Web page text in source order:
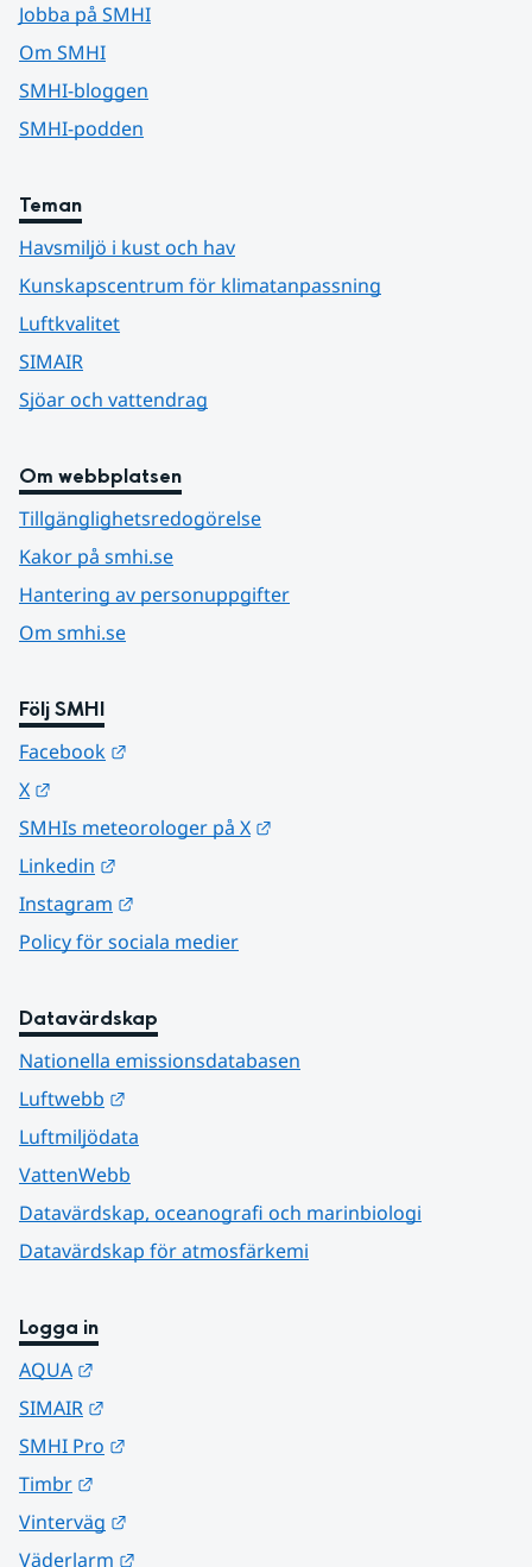
Jobba på SMHI
Om SMHI
SMHI-bloggen
SMHI-podden
Teman
Havsmiljö i kust och hav
Kunskapscentrum för klimatanpassning
Luftkvalitet
SIMAIR
Sjöar och vattendrag
Om webbplatsen
Tillgänglighetsredogörelse
Kakor på smhi.se
Hantering av personuppgifter
Om smhi.se
Följ SMHI
Facebook
X
SMHIs meteorologer på X
Linkedin
Instagram
Policy för sociala medier
Datavärdskap
Nationella emissionsdatabasen
Luftwebb
Luftmiljödata
VattenWebb
Datavärdskap, oceanografi och marinbiologi
Datavärdskap för atmosfärkemi
Logga in
AQUA
SIMAIR
SMHI Pro
Timbr
Vinterväg
Väderlarm